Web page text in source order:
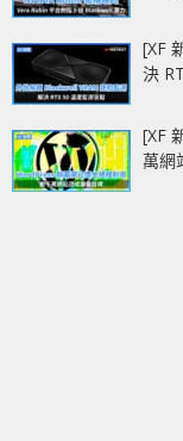
[XF
決
[XF
萬網